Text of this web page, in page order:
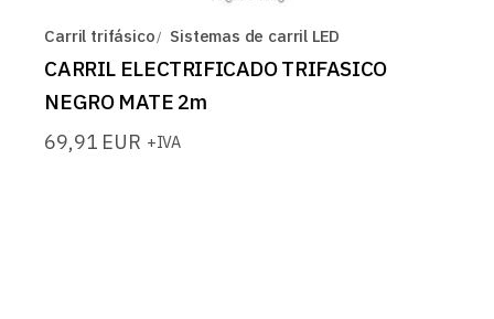
Carril trifásico Sistemas de carril LED
CARRIL ELECTRIFICADO TRIFASICO
NEGRO MATE 2m
69,91 EUR +IVA